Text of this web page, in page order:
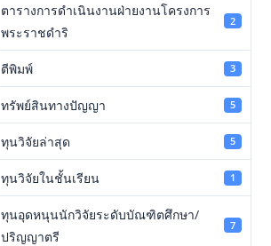
ตารางการดำเนินงานฝ่ายงานโครงการ
พระราชดำริ
2
ตีพิมพ์ 3
ทรัพย์สินทางปัญญา 5
ทุนวิจัยล่าสุด 5
ทุนวิจัยในชั้นเรียน 1
ทุนอุดหนุนนักวิจัยระดับบัณฑิตศึกษา/
ปริญญาตรี
7